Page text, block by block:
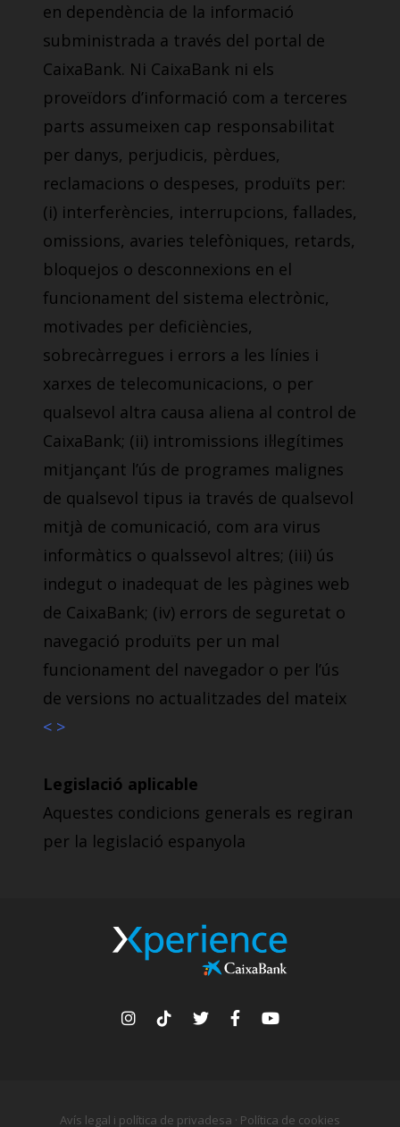
en dependència de la informació
subministrada a través del portal de
CaixaBank. Ni CaixaBank ni els
proveïdors d’informació com a terceres
parts assumeixen cap responsabilitat
per danys, perjudicis, pèrdues,
reclamacions o despeses, produïts per:
(i) interferències, interrupcions, fallades,
omissions, avaries telefòniques, retards,
bloquejos o desconnexions en el
funcionament del sistema electrònic,
motivades per deficiències,
sobrecàrregues i errors a les línies i
xarxes de telecomunicacions, o per
qualsevol altra causa aliena al control de
CaixaBank; (ii) intromissions il·legítimes
mitjançant l’ús de programes malignes
de qualsevol tipus ia través de qualsevol
mitjà de comunicació, com ara virus
informàtics o qualssevol altres; (iii) ús
indegut o inadequat de les pàgines web
de CaixaBank; (iv) errors de seguretat o
navegació produïts per un mal
funcionament del navegador o per l’ús
de versions no actualitzades del mateix
< >
Legislació aplicable
Aquestes condicions generals es regiran
per la legislació espanyola
Avís legal i política de privadesa · Política de cookies